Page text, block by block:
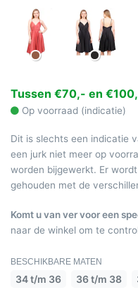
Tussen €70,- en
Op voorraad (indicatie)
Dit is slechts een indicatie
een jurk niet meer op
worden bijgewerkt. Er
gehouden met de
Komt u van ver voor een
naar de winkel om te
BESCHIKBARE MATEN
34 t/m 36 36 t/m 38